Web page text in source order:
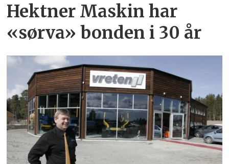
Hektner Maskin har
«sørva» bonden i 30 år